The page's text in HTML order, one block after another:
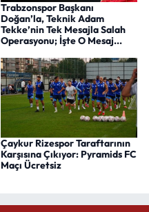
Trabzonspor Başkanı
Doğan’la, Teknik Adam
Tekke’nin Tek Mesajla Salah
Operasyonu; İşte O Mesaj...
Çaykur Rizespor Taraftarının
Karşısına Çıkıyor: Pyramids FC
Maçı Ücretsiz